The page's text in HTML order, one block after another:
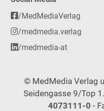
/MedMediaVerlag
/medmedia.verlag
/medmedia-at
© MedMedia Verlag
Seidengasse 9/Top
4073111-0 -